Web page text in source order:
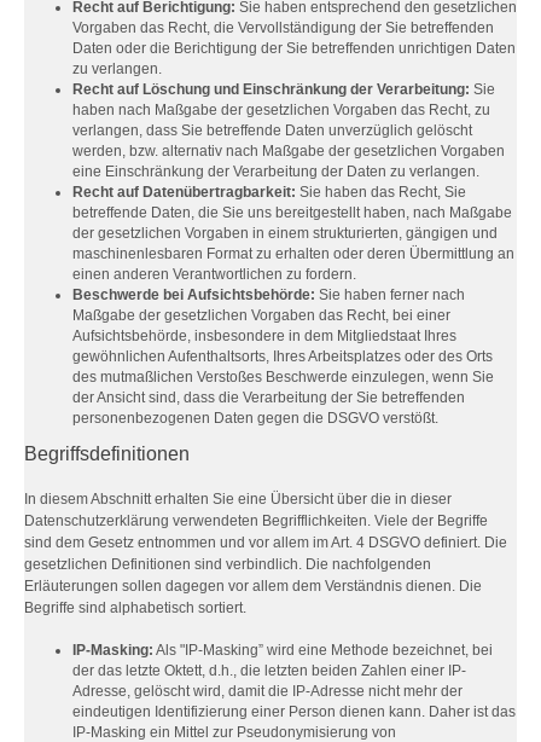
Recht auf Berichtigung: Sie haben entsprechend den gesetzlichen
Vorgaben das Recht, die Vervollständigung der Sie betreffenden
Daten oder die Berichtigung der Sie betreffenden unrichtigen Daten
zu verlangen.
Recht auf Löschung und Einschränkung der Verarbeitung: Sie
haben nach Maßgabe der gesetzlichen Vorgaben das Recht, zu
verlangen, dass Sie betreffende Daten unverzüglich gelöscht
werden, bzw. alternativ nach Maßgabe der gesetzlichen Vorgaben
eine Einschränkung der Verarbeitung der Daten zu verlangen.
Recht auf Datenübertragbarkeit: Sie haben das Recht, Sie
betreffende Daten, die Sie uns bereitgestellt haben, nach Maßgabe
der gesetzlichen Vorgaben in einem strukturierten, gängigen und
maschinenlesbaren Format zu erhalten oder deren Übermittlung an
einen anderen Verantwortlichen zu fordern.
Beschwerde bei Aufsichtsbehörde: Sie haben ferner nach
Maßgabe der gesetzlichen Vorgaben das Recht, bei einer
Aufsichtsbehörde, insbesondere in dem Mitgliedstaat Ihres
gewöhnlichen Aufenthaltsorts, Ihres Arbeitsplatzes oder des Orts
des mutmaßlichen Verstoßes Beschwerde einzulegen, wenn Sie
der Ansicht sind, dass die Verarbeitung der Sie betreffenden
personenbezogenen Daten gegen die DSGVO verstößt.
Begriffsdefinitionen
In diesem Abschnitt erhalten Sie eine Übersicht über die in dieser
Datenschutzerklärung verwendeten Begrifflichkeiten. Viele der Begriffe
sind dem Gesetz entnommen und vor allem im Art. 4 DSGVO definiert. Die
gesetzlichen Definitionen sind verbindlich. Die nachfolgenden
Erläuterungen sollen dagegen vor allem dem Verständnis dienen. Die
Begriffe sind alphabetisch sortiert.
IP-Masking: Als "IP-Masking” wird eine Methode bezeichnet, bei
der das letzte Oktett, d.h., die letzten beiden Zahlen einer IP-
Adresse, gelöscht wird, damit die IP-Adresse nicht mehr der
eindeutigen Identifizierung einer Person dienen kann. Daher ist das
IP-Masking ein Mittel zur Pseudonymisierung von